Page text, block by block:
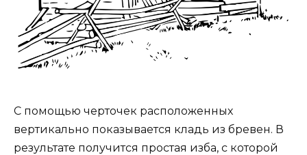
С помощью черточек расположенных
вертикально показывается кладь из бревен. В
результате получится простая изба, с которой